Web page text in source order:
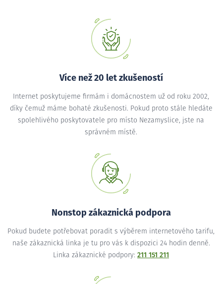
Více než 20 let zkušeností
Internet poskytujeme firmám i domácnostem už od roku 2002,
díky čemuž máme bohaté zkušenosti. Pokud proto stále hledáte
spolehlivého poskytovatele pro místo Nezamyslice, jste na
správném místě.
Nonstop zákaznická podpora
Pokud budete potřebovat poradit s výběrem internetového tarifu,
naše zákaznická linka je tu pro vás k dispozici 24 hodin denně.
Linka zákaznické podpory: 211 151 211